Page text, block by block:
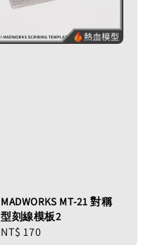
MADWORKS MT-21 對稱
型刻線模板2
Regular
NT$ 170